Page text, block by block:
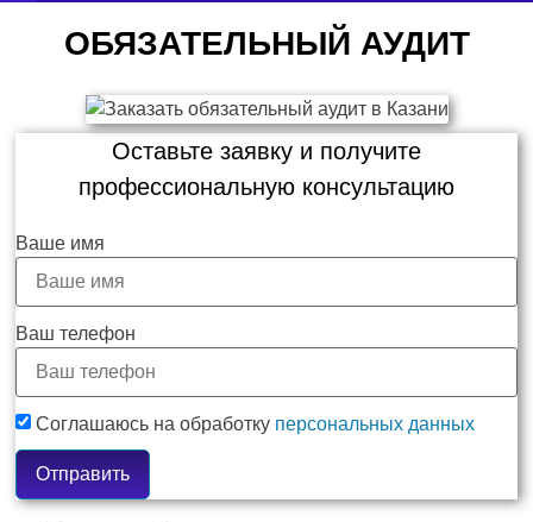
ОБЯЗАТЕЛЬНЫЙ АУДИТ
Оставьте заявку и получите
профессиональную консультацию
Ваше имя
Ваш телефон
Соглашаюсь на обработку персональных данных
Отправить